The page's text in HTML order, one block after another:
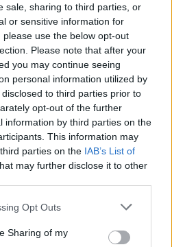
sale, sharing to third parties, or
or sensitive information for
use the below opt-out
Please note that after your
you may continue seeing
personal information utilized by
to third parties prior to
opt-out of the further
information by third parties on the
This information may
parties on the IAB’s List of
may further disclose it to other
Opt Outs
Sharing of my
Κέντρο Ειδικών Θεραπειών Παιδιού 'Ανάπτυξη 'Λόγου'